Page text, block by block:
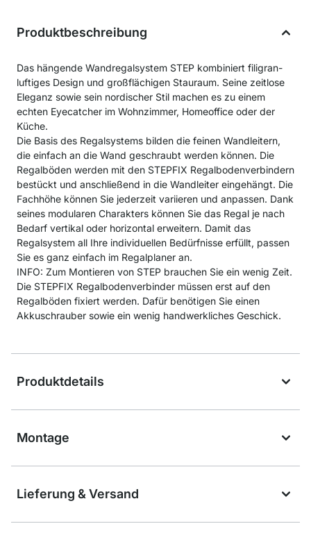
Produktbeschreibung
Das hängende Wandregalsystem STEP kombiniert filigran-
luftiges Design und großflächigen Stauraum. Seine zeitlose
Eleganz sowie sein nordischer Stil machen es zu einem
echten Eyecatcher im Wohnzimmer, Homeoffice oder der
Küche.
Die Basis des Regalsystems bilden die feinen Wandleitern,
die einfach an die Wand geschraubt werden können. Die
Regalböden werden mit den STEPFIX Regalbodenverbindern
bestückt und anschließend in die Wandleiter eingehängt. Die
Fachhöhe können Sie jederzeit variieren und anpassen. Dank
seines modularen Charakters können Sie das Regal je nach
Bedarf vertikal oder horizontal erweitern. Damit das
Regalsystem all Ihre individuellen Bedürfnisse erfüllt, passen
Sie es ganz einfach im Regalplaner an.
INFO: Zum Montieren von STEP brauchen Sie ein wenig Zeit.
Die STEPFIX Regalbodenverbinder müssen erst auf den
Regalböden fixiert werden. Dafür benötigen Sie einen
Akkuschrauber sowie ein wenig handwerkliches Geschick.
Produktdetails
Montage
Lieferung & Versand